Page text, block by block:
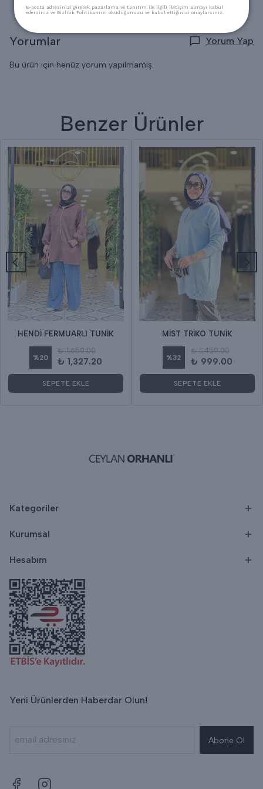
Yorumlar Yorum Yap
Bu ürün için henüz yorum yapılmamış.
Benzer Ürünler
HENDİ FERMUARLI TUNİK
%20
₺ 1,659.00
₺ 1,327.20
SEPETE EKLE
MİST TRİKO TUNİK
%32
₺ 1,459.00
₺ 999.00
SEPETE EKLE
Kategoriler
Kurumsal
Hesabım
Yeni Ürünlerden Haberdar Olun!
Abone Ol
E-posta adresinizi girerek pazarlama ve tanıtım ile ilgili iletişim almayı kabul
edersiniz ve Gizlilik Politikamızı okuduğunuzu ve kabul ettiğinizi onaylarsınız.